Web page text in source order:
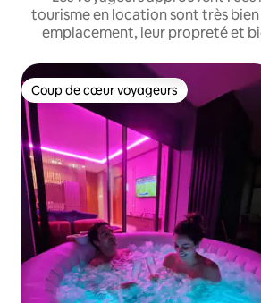
tourisme en location sont très
emplacement, leur propreté et
Coup de cœur voyageurs
Coup de cœur voyageurs